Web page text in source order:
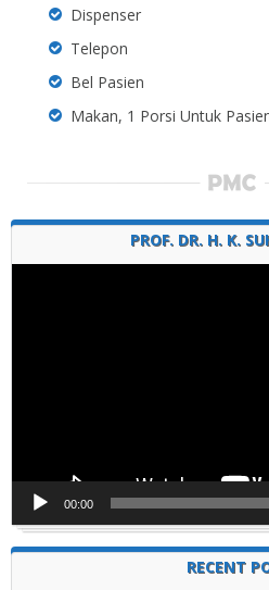
Dispenser
Telepon
Bel Pasien
Makan, 1 Porsi Untuk
PROF. DR. H. K.
00:00
RECENT